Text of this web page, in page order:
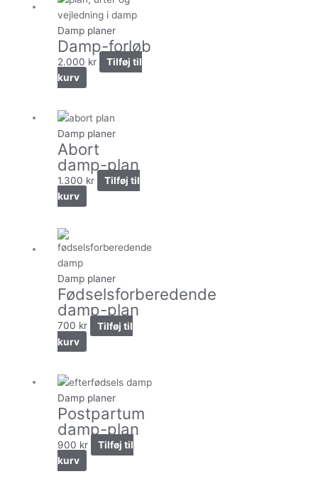
Damp planer
Damp-forløb
2.000 kr
Tilføj til
kurv
Damp planer
Abort
damp-plan
1.300 kr
Tilføj til
kurv
Damp planer
Fødselsforberedende
damp-plan
700 kr
Tilføj til
kurv
Damp planer
Postpartum
damp-plan
900 kr
Tilføj til
kurv